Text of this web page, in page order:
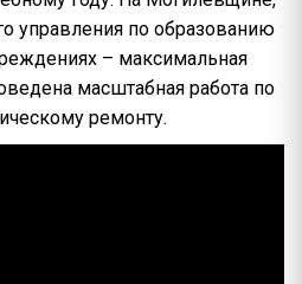
управления по образованию
– максимальная
масштабная работа по
ремонту.